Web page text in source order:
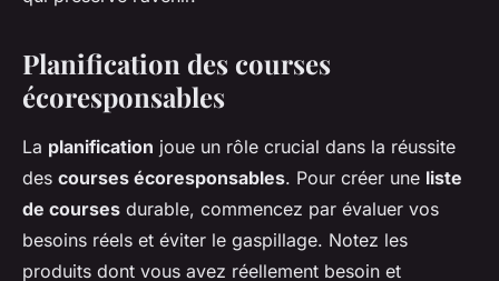
Planification des courses
écoresponsables
La planification joue un rôle crucial dans la réussite
des courses écoresponsables. Pour créer une liste
de courses durable, commencez par évaluer vos
besoins réels et éviter le gaspillage. Notez les
produits dont vous avez réellement besoin et